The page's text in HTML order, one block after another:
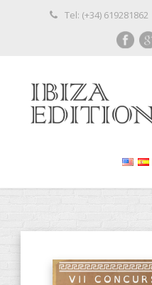
Tel: (+34) 619281862